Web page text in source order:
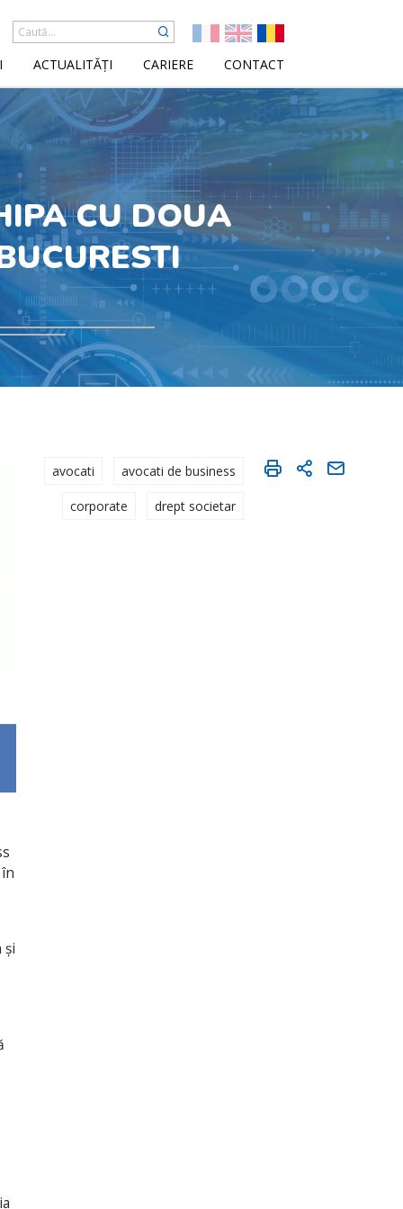
ACTUALITĂȚI CARIERE CONTACT
CU DOUA
și
avocati avocati de business
corporate drept societar